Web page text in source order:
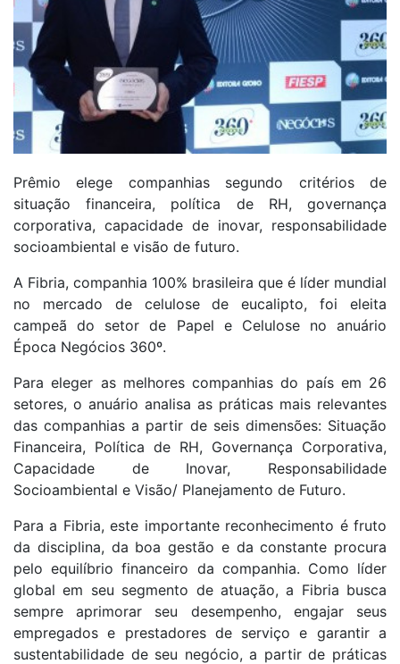
Prêmio elege companhias segundo critérios de
situação financeira, política de RH, governança
corporativa, capacidade de inovar, responsabilidade
socioambiental e visão de futuro.
A Fibria, companhia 100% brasileira que é líder mundial
no mercado de celulose de eucalipto, foi eleita
campeã do setor de Papel e Celulose no anuário
Época Negócios 360º.
Para eleger as melhores companhias do país em 26
setores, o anuário analisa as práticas mais relevantes
das companhias a partir de seis dimensões: Situação
Financeira, Política de RH, Governança Corporativa,
Capacidade de Inovar, Responsabilidade
Socioambiental e Visão/ Planejamento de Futuro.
Para a Fibria, este importante reconhecimento é fruto
da disciplina, da boa gestão e da constante procura
pelo equilíbrio financeiro da companhia. Como líder
global em seu segmento de atuação, a Fibria busca
sempre aprimorar seu desempenho, engajar seus
empregados e prestadores de serviço e garantir a
sustentabilidade de seu negócio, a partir de práticas